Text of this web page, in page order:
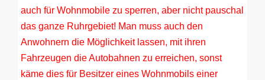
auch für Wohnmobile zu sperren, aber nicht pauschal
das ganze Ruhrgebiet! Man muss auch den
Anwohnern die Möglichkeit lassen, mit ihren
Fahrzeugen die Autobahnen zu erreichen, sonst
käme dies für Besitzer eines Wohnmobils einer